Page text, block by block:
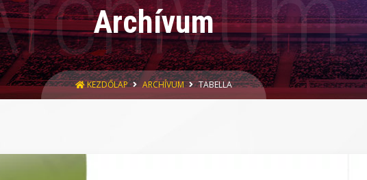
Archívum
KEZDŐLAP ARCHÍVUM TABELLA